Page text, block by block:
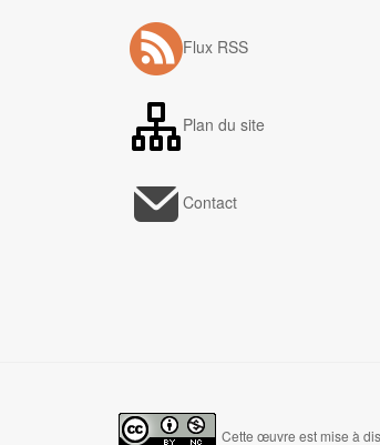
Flux RSS
Plan du site
Contact
Cette œuvre est mise à